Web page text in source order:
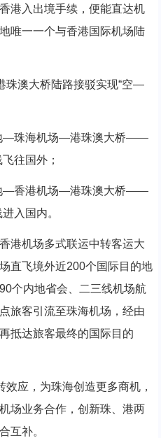
港入出境手续，便能直达机
唯一一个与香港国际机场陆
澳大桥陆路接驳实现“空—
—珠海机场—港珠澳大桥——
往国外；
—香港机场—港珠澳大桥——
入国内。
机场多式联运中转客运大
直飞境外近200个国际目的地
个内地省会、二三线机场航
旅客引流至珠海机场，经由
抵达旅客最终的国际目的
应，为珠海创造更多商机，
场业务合作，创新珠、港两
互补。